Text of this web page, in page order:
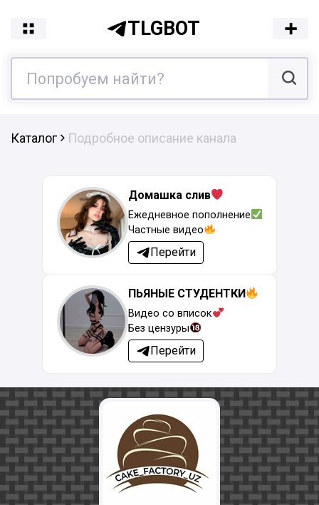
TLGBOT
Каталог Подробное описание канала
Домашка слив
Ежедневное пополнение
Частные видео
Перейти
ПЬЯНЫЕ СТУДЕНТКИ
Видео со вписок
Без цензуры
Перейти